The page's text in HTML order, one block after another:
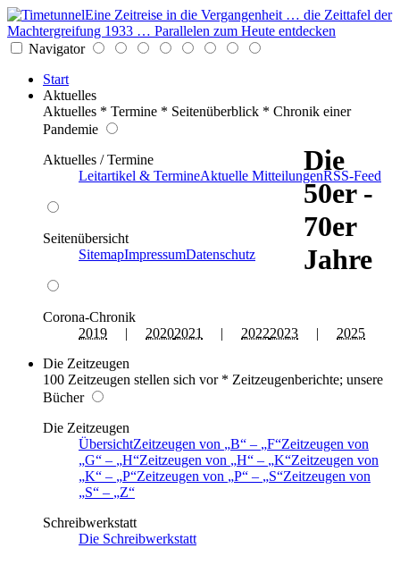
Eine Zeitreise in die Vergangenheit … die Zeittafel der
Machtergreifung 1933 … Parallelen zum Heute entdecken
Navigator
Start
Aktuelles
Aktuelles * Termine * Seitenüberblick * Chronik einer
Pandemie
Aktuelles / Termine
Leitartikel & TermineAktuelle MitteilungenRSS-Feed
Seitenübersicht
SitemapImpressumDatenschutz
Corona-Chronik
2019 | 20202021 | 20222023 | 2025
Die Zeitzeugen
100 Zeitzeugen stellen sich vor * Zeitzeugenberichte; unsere
Bücher
Die Zeitzeugen
ÜbersichtZeitzeugen von B – F Zeitzeugen von
G
– H Zeitzeugen von H – K Zeitzeugen von
K
– P Zeitzeugen von P – S Zeitzeugen von
S
–
Z
Schreibwerkstatt
Die Schreibwerkstatt
Die
50er -
70er
Jahre